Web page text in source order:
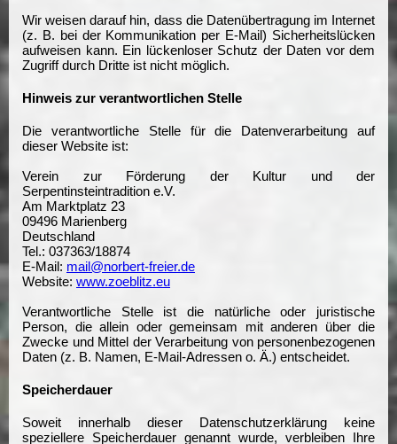
Wir weisen darauf hin, dass die Datenübertragung im Internet
(z. B. bei der Kommunikation per E-Mail) Sicherheitslücken
aufweisen kann. Ein lückenloser Schutz der Daten vor dem
Zugriff durch Dritte ist nicht möglich.
Hinweis zur verantwortlichen Stelle
Die verantwortliche Stelle für die Datenverarbeitung auf
dieser Website ist:
Verein zur Förderung der Kultur und der
Serpentinsteintradition e.V.
Am Marktplatz 23
09496 Marienberg
Deutschland
Tel.: 037363/18874
E-Mail: mail@norbert-freier.de
Website: www.zoeblitz.eu
Verantwortliche Stelle ist die natürliche oder juristische
Person, die allein oder gemeinsam mit anderen über die
Zwecke und Mittel der Verarbeitung von personenbezogenen
Daten (z. B. Namen, E-Mail-Adressen o. Ä.) entscheidet.
Speicherdauer
Soweit innerhalb dieser Datenschutzerklärung keine
speziellere Speicherdauer genannt wurde, verbleiben Ihre